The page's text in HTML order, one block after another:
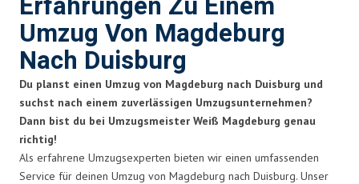
Umzug Von Magdeburg
Nach Duisburg
Du planst einen Umzug von Magdeburg nach Duisburg und
suchst nach einem zuverlässigen Umzugsunternehmen?
Dann bist du bei Umzugsmeister Weiß Magdeburg genau
richtig!
Als erfahrene Umzugsexperten bieten wir einen umfassenden
Service für deinen Umzug von Magdeburg nach Duisburg. Unser